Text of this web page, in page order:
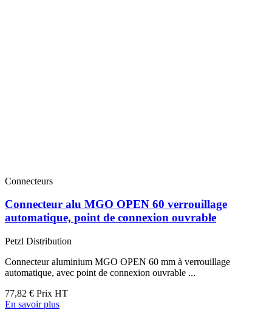
Connecteurs
Connecteur alu MGO OPEN 60 verrouillage
automatique, point de connexion ouvrable
Petzl Distribution
Connecteur aluminium MGO OPEN 60 mm à verrouillage
automatique, avec point de connexion ouvrable ...
77,82 € Prix HT
En savoir plus